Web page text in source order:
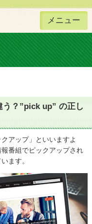
で英語学習 メニュー
う？”pick up” の正し
アップ」といいますよ
番組でピックアップされ
ます。